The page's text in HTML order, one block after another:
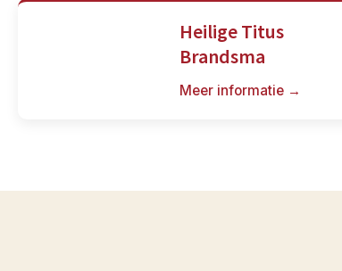
Heilige Titus
Brandsma